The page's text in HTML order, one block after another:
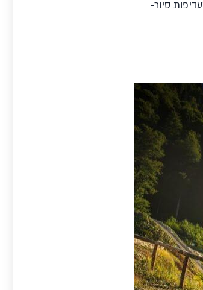
סיור-